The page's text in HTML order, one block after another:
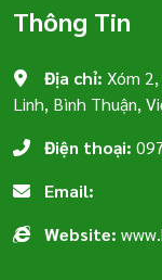
Thông Tin
Địa chỉ: Xóm
Linh, Bình Thuận,
Điện thoại:
Email:
Website: